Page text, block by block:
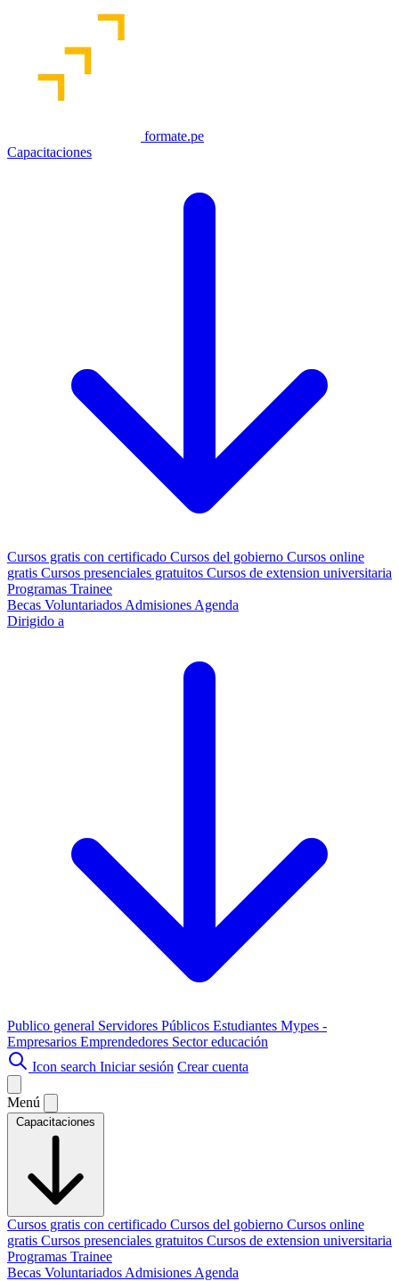
formate.pe
Capacitaciones
Cursos gratis con certificado Cursos del gobierno Cursos online
gratis Cursos presenciales gratuitos Cursos de extension universitaria
Programas Trainee
Becas Voluntariados Admisiones Agenda
Dirigido a
Publico general Servidores Públicos Estudiantes Mypes -
Empresarios Emprendedores Sector educación
Icon search Iniciar sesión Crear cuenta
Menú
Capacitaciones
Cursos gratis con certificado Cursos del gobierno Cursos online
gratis Cursos presenciales gratuitos Cursos de extension universitaria
Programas Trainee
Becas Voluntariados Admisiones Agenda